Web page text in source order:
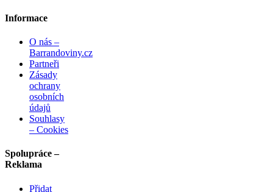
Informace
O nás –
Barrandoviny.cz
Partneři
Zásady
ochrany
osobních
údajů
Souhlasy
– Cookies
Spolupráce –
Reklama
Přidat